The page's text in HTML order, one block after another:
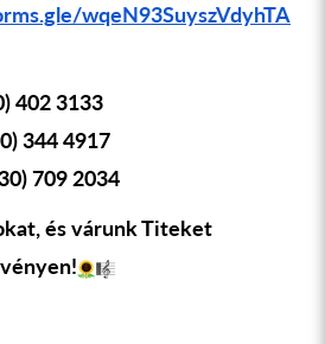
wqeN93SuyszVdyhTA
402 3133
344 4917
709 2034
és várunk Titeket